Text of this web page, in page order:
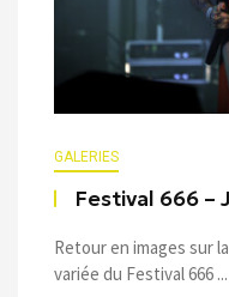
GALERIES
Festival 666 –
Retour en images sur
variée du Festival 666 ...